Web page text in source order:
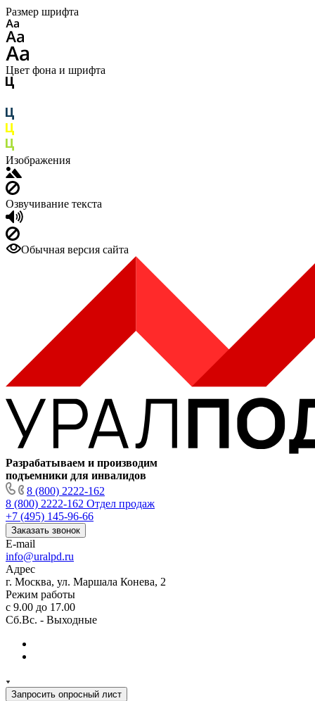
Размер шрифта
Цвет фона и шрифта
Изображения
Озвучивание текста
Обычная версия сайта
Разрабатываем и производим
подъемники для инвалидов
8 (800) 2222-162
8 (800) 2222-162 Отдел продаж
+7 (495) 145-96-66
Заказать звонок
E-mail
info@uralpd.ru
Адрес
г. Москва, ул. Маршала Конева, 2
Режим работы
с 9.00 до 17.00
Сб.Вс. - Выходные
Запросить опросный лист